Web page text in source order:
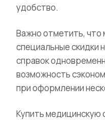
удобство.
Важно отметить,
специальные скидки
справок
возможность
при оформлении
Купить медицинскую